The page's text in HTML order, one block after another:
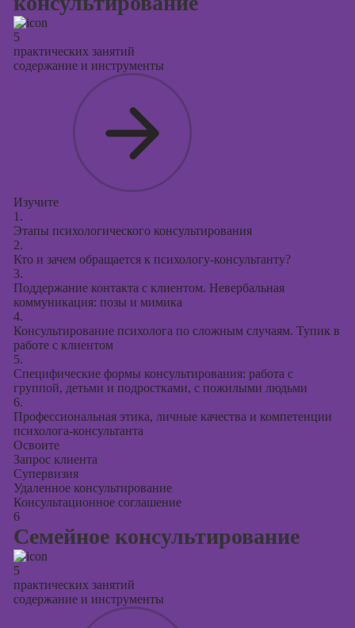
5
практических занятий
содержание и инструменты
Изучите
1.
Этапы психологического консультирования
2.
Кто и зачем обращается к психологу-консультанту?
3.
Поддержание контакта с клиентом. Невербальная
коммуникация: позы и мимика
4.
Консультирование психолога по сложным случаям. Тупик в
работе с клиентом
5.
Специфические формы консультирования: работа с
группой, детьми и подростками, с пожилыми людьми
6.
Профессиональная этика, личные качества и компетенции
психолога-консультанта
Освоите
Запрос клиента
Супервизия
Удаленное консультирование
Консультационное соглашение
6
Семейное консультирование
5
практических занятий
содержание и инструменты